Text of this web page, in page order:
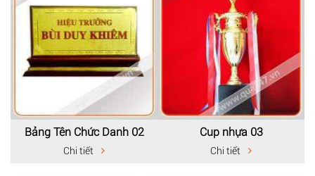
Bảng Tên Chức Danh 02
Chi tiết
Cup nhựa 03
Chi tiết